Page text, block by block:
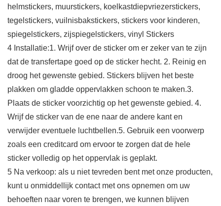
helmstickers, muurstickers, koelkastdiepvriezerstickers,
tegelstickers, vuilnisbakstickers, stickers voor kinderen,
spiegelstickers, zijspiegelstickers, vinyl Stickers
4 Installatie:1. Wrijf over de sticker om er zeker van te zijn
dat de transfertape goed op de sticker hecht. 2. Reinig en
droog het gewenste gebied. Stickers blijven het beste
plakken om gladde oppervlakken schoon te maken.3.
Plaats de sticker voorzichtig op het gewenste gebied. 4.
Wrijf de sticker van de ene naar de andere kant en
verwijder eventuele luchtbellen.5. Gebruik een voorwerp
zoals een creditcard om ervoor te zorgen dat de hele
sticker volledig op het oppervlak is geplakt.
5 Na verkoop: als u niet tevreden bent met onze producten,
kunt u onmiddellijk contact met ons opnemen om uw
behoeften naar voren te brengen, we kunnen blijven